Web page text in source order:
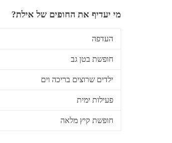
מי יעדיף את החופים של אילת?
העדפה
חופשת בטן גב
ילדים שרוצים בריכה וים
פעילות ימית
חופשת קיץ מלאה